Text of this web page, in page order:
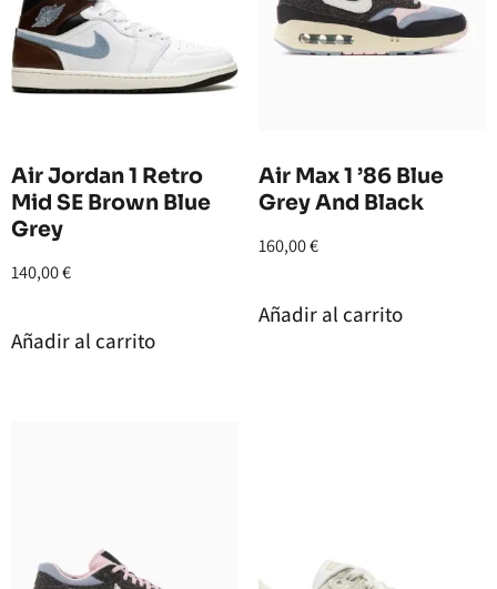
Air Jordan 1 Retro
Mid SE Brown Blue
Grey
140,00€
Añadir al carrito
Air Max 1 ’86 Blue
Grey And Black
160,00€
Añadir al carrito